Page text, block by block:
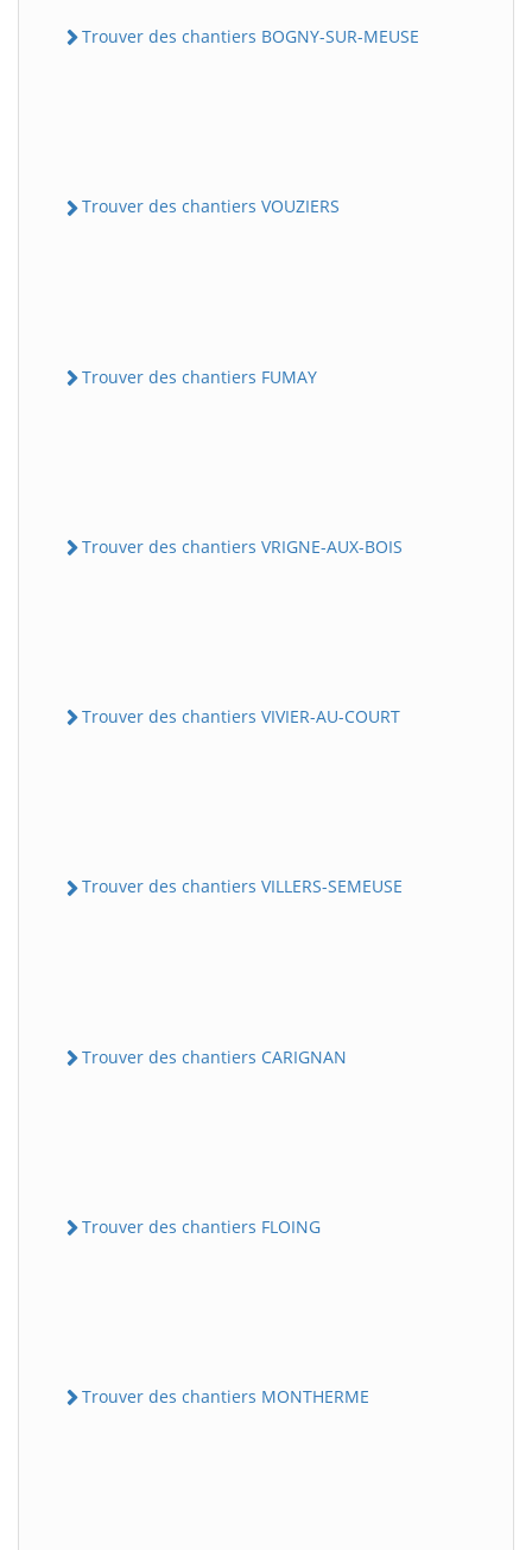
Trouver des chantiers BOGNY-SUR-MEUSE
Trouver des chantiers VOUZIERS
Trouver des chantiers FUMAY
Trouver des chantiers VRIGNE-AUX-BOIS
Trouver des chantiers VIVIER-AU-COURT
Trouver des chantiers VILLERS-SEMEUSE
Trouver des chantiers CARIGNAN
Trouver des chantiers FLOING
Trouver des chantiers MONTHERME